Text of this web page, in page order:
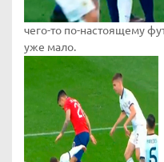
чего-то по-настоящему
уже мало.